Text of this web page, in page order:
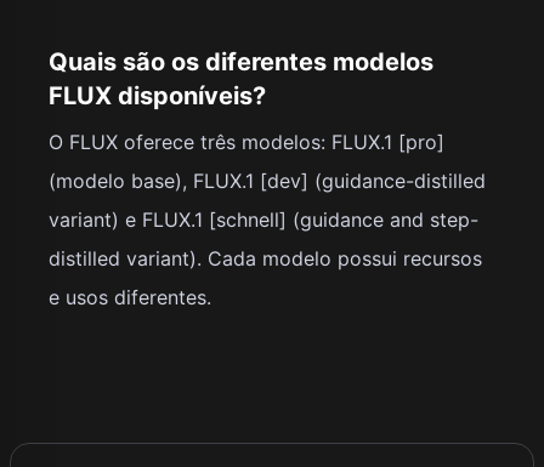
Quais são os diferentes modelos
FLUX disponíveis?
O FLUX oferece três modelos: FLUX.1 [pro]
(modelo base), FLUX.1 [dev] (guidance-distilled
variant) e FLUX.1 [schnell] (guidance and step-
distilled variant). Cada modelo possui recursos
e usos diferentes.